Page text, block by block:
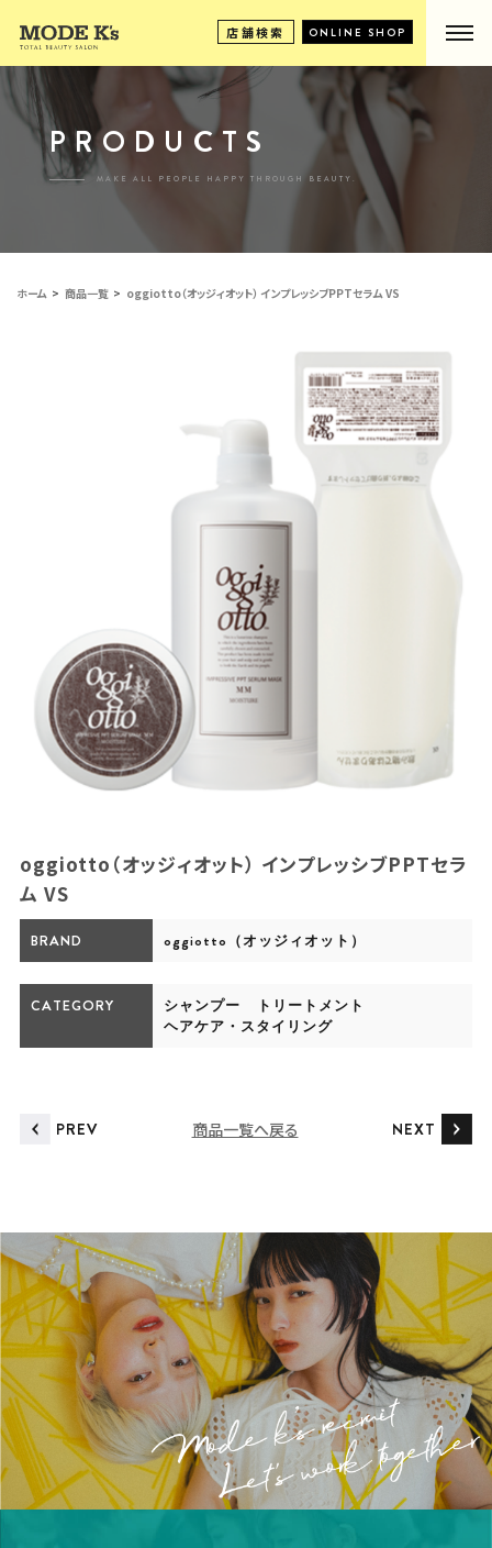
店舗検索
PRODUCTS
MAKE ALL PEOPLE HAPPY THROUGH BEAUTY.
ホーム 商品一覧 oggiotto（オッジィオット） インプレッシブPPTセラム VS
oggiotto（オッジィオット） インプレッシブPPTセラ
ム VS
BRAND oggiotto（オッジィオット）
CATEGORY シャンプー
トリートメント
ヘアケア・スタイリング
PREV 商品一覧へ戻る NEXT
ONLINE SHOP